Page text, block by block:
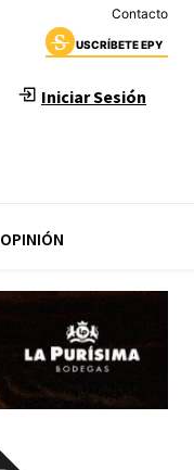
Contacto
USCRÍBETE EPY
Iniciar Sesión
OPINIÓN